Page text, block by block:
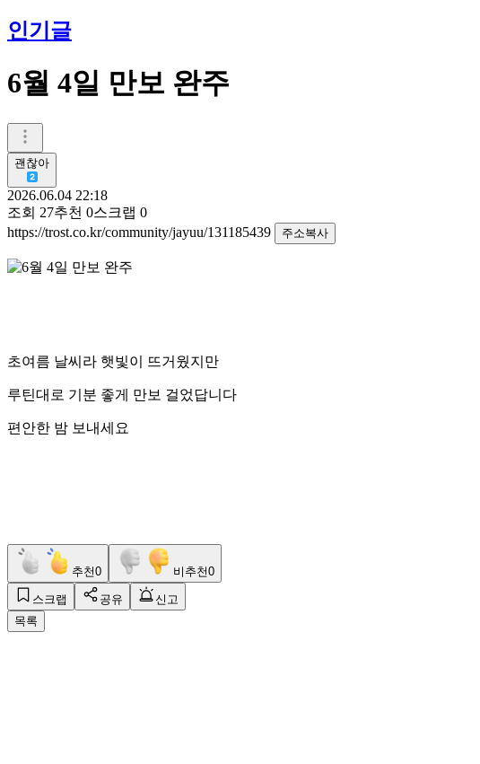
인기글
6월 4일 만보 완주
괜찮아
2026.06.04 22:18
조회 27추천 0스크랩 0
https://trost.co.kr/community/jayuu/131185439
주소복사
초여름 날씨라 햇빛이 뜨거웠지만
루틴대로 기분 좋게 만보 걸었답니다
편안한 밤 보내세요
추천0 비추천0
스크랩 공유
신고
목록